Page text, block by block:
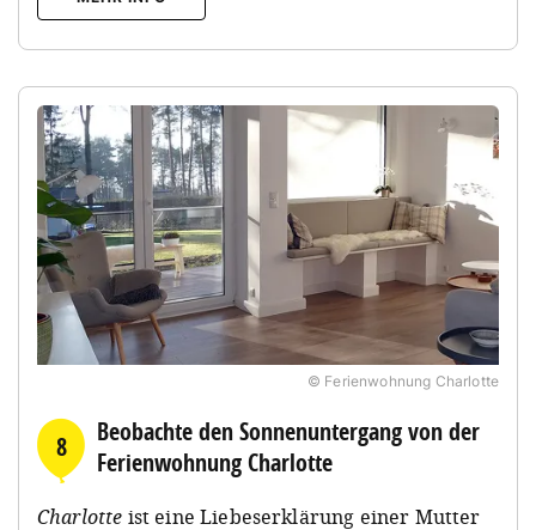
© Ferienwohnung Charlotte
8
Beobachte den Sonnenuntergang von der
Ferienwohnung Charlotte
Charlotte ist eine Liebeserklärung einer Mutter